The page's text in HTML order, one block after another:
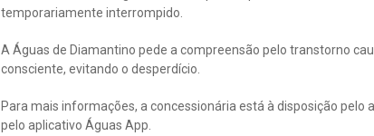
temporariamente interrompido.
A Águas de Diamantino pede a compreensão pelo transtorno
consciente, evitando o desperdício.
Para mais informações, a concessionária está à disposição
pelo aplicativo Águas App.